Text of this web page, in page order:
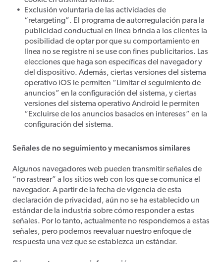
Exclusión voluntaria de las actividades de
“retargeting”. El programa de autorregulación para la
publicidad conductual en línea brinda a los clientes la
posibilidad de optar por que su comportamiento en
línea no se registre ni se use con fines publicitarios. Las
elecciones que haga son específicas del navegador y
del dispositivo. Además, ciertas versiones del sistema
operativo iOS le permiten “Limitar el seguimiento de
anuncios” en la configuración del sistema, y ciertas
versiones del sistema operativo Android le permiten
“Excluirse de los anuncios basados en intereses” en la
configuración del sistema.
Señales de no seguimiento y mecanismos similares
Algunos navegadores web pueden transmitir señales de
“no rastrear” a los sitios web con los que se comunica el
navegador. A partir de la fecha de vigencia de esta
declaración de privacidad, aún no se ha establecido un
estándar de la industria sobre cómo responder a estas
señales. Por lo tanto, actualmente no respondemos a estas
señales, pero podemos reevaluar nuestro enfoque de
respuesta una vez que se establezca un estándar.